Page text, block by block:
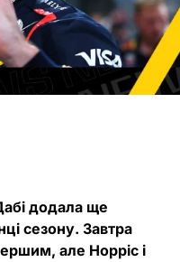
додала ще
сезону. Завтра
але Норріс і